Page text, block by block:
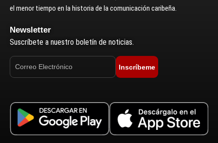
el menor tiempo en la historia de la comunicación caribeña.
Newsletter
Suscríbete a nuestro boletín de noticias.
Inscríbeme